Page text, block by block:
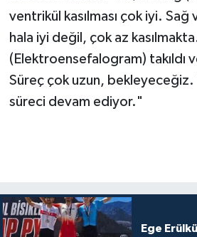
ventrikül kasılması çok iyi. Sağ
hala iyi değil, çok az
(Elektroensefalogram) takıldı
Süreç çok uzun, bekleyeceğiz.
süreci devam ediyor."
Ege